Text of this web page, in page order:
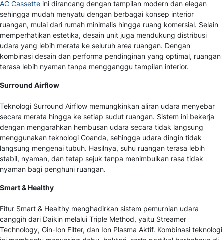
AC Cassette ini dirancang dengan tampilan modern dan elegan
sehingga mudah menyatu dengan berbagai konsep interior
ruangan, mulai dari rumah minimalis hingga ruang komersial. Selain
memperhatikan estetika, desain unit juga mendukung distribusi
udara yang lebih merata ke seluruh area ruangan. Dengan
kombinasi desain dan performa pendinginan yang optimal, ruangan
terasa lebih nyaman tanpa mengganggu tampilan interior.
Surround Airflow
Teknologi Surround Airflow memungkinkan aliran udara menyebar
secara merata hingga ke setiap sudut ruangan. Sistem ini bekerja
dengan mengarahkan hembusan udara secara tidak langsung
menggunakan teknologi Coanda, sehingga udara dingin tidak
langsung mengenai tubuh. Hasilnya, suhu ruangan terasa lebih
stabil, nyaman, dan tetap sejuk tanpa menimbulkan rasa tidak
nyaman bagi penghuni ruangan.
Smart & Healthy
Fitur Smart & Healthy menghadirkan sistem pemurnian udara
canggih dari Daikin melalui Triple Method, yaitu Streamer
Technology, Gin-Ion Filter, dan Ion Plasma Aktif. Kombinasi teknologi